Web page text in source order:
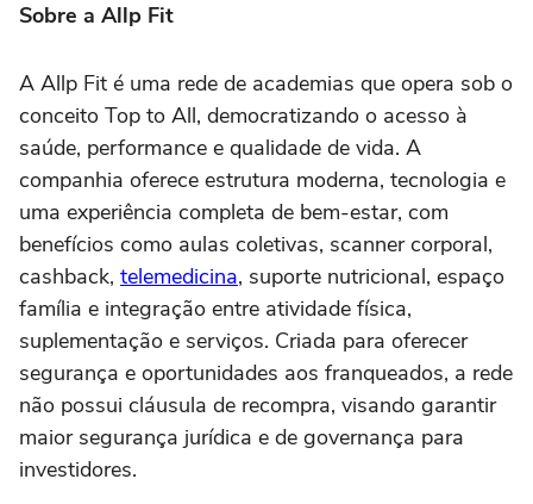
Sobre a Allp Fit
A Allp Fit é uma rede de academias que opera sob o
conceito Top to All, democratizando o acesso à
saúde, performance e qualidade de vida. A
companhia oferece estrutura moderna, tecnologia e
uma experiência completa de bem-estar, com
benefícios como aulas coletivas, scanner corporal,
cashback, telemedicina, suporte nutricional, espaço
família e integração entre atividade física,
suplementação e serviços. Criada para oferecer
segurança e oportunidades aos franqueados, a rede
não possui cláusula de recompra, visando garantir
maior segurança jurídica e de governança para
investidores.